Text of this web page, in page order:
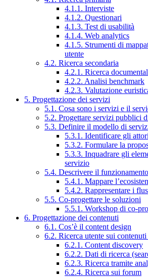
4.1.1. Interviste
4.1.2. Questionari
4.1.3. Test di usabilità
4.1.4. Web analytics
4.1.5. Strumenti di
utente
4.2. Ricerca secondaria
4.2.1. Ricerca
4.2.2. Analisi benchmark
4.2.3. Valutazione
5. Progettazione dei servizi
5.1. Cosa sono i servizi e il
5.2. Progettare servizi pubblici
5.3. Definire il modello di
5.3.1. Identificare gli
5.3.2. Formulare la
5.3.3. Inquadrare gli
servizio
5.4. Descrivere il
5.4.1. Mappare
5.4.2. Rappresentare i
5.5. Co-progettare le soluzioni
5.5.1. Workshop di co-
6. Progettazione dei contenuti
6.1. Cos’è il content design
6.2. Ricerca utente sui
6.2.1. Content discovery
6.2.2. Dati di ricerca
6.2.3. Ricerca tramite
6.2.4. Ricerca sui forum